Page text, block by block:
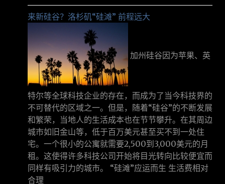
来新硅谷？洛杉矶“硅滩” 前程远大
加州硅谷因为苹果、英
特尔等全球科技企业的存在，而成为了当今科技界的
不可替代的区域之一。但是，随着“硅谷”的不断发展
和繁荣，当地人的生活成本也在节节攀升。在其周边
城市如旧金山等，低于百万美元甚至买不到一处住
宅。一个很小的公寓就需要2,500到3,000美元的月
租。这使得许多科技公司开始将目光转向比较便宜而
同样有吸引力的城市。 “硅滩”应运而生 生活费相对
合理